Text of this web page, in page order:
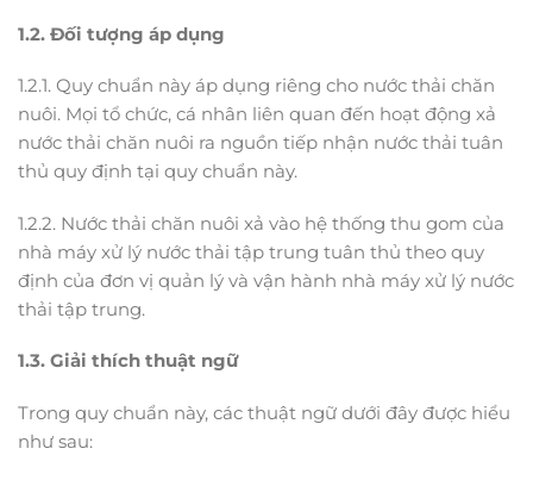
1.2. Đối tượng áp dụng
1.2.1. Quy chuẩn này áp dụng riêng cho nước thải chăn
nuôi. Mọi tổ chức, cá nhân liên quan đến hoạt động xả
nước thải chăn nuôi ra nguồn tiếp nhận nước thải tuân
thủ quy định tại quy chuẩn này.
1.2.2. Nước thải chăn nuôi xả vào hệ thống thu gom của
nhà máy xử lý nước thải tập trung tuân thủ theo quy
định của đơn vị quản lý và vận hành nhà máy xử lý nước
thải tập trung.
1.3. Giải thích thuật ngữ
Trong quy chuẩn này, các thuật ngữ dưới đây được hiểu
như sau: